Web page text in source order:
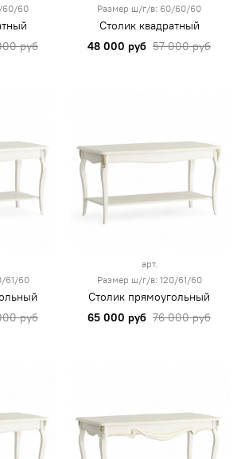
60/60
руб
Размер ш/г/в: 60/60/60
Столик квадратный
48 000 руб 57 000 руб
61/60
руб
арт.
Размер ш/г/в: 120/61/60
Столик прямоугольный
65 000 руб 76 000 руб